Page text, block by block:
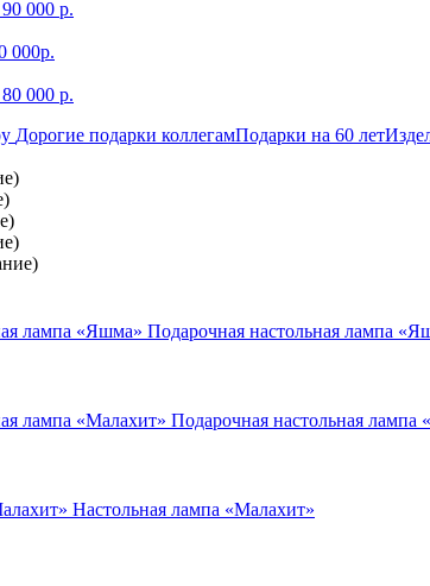
000 р.
000р.
000 р.
Дорогие подарки коллегамПодарки на 60 лет
Подарочная настольная лампа
Подарочная настольная лампа
Настольная лампа «Малахит»